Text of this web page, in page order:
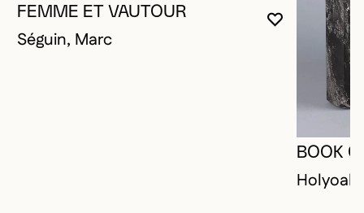
VOUS
FERMER
OUVRIR LA
FEMME ET VAUTOUR
Séguin, Marc
BOOK